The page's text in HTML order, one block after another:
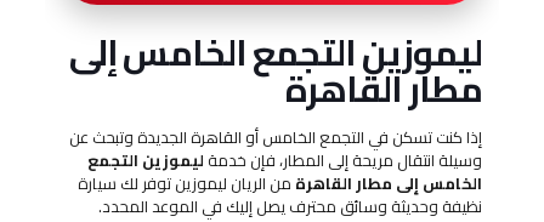
ليموزين التجمع الخامس إلى
مطار القاهرة
إذا كنت تسكن في التجمع الخامس أو القاهرة الجديدة وتبحث عن
وسيلة انتقال مريحة إلى المطار، فإن خدمة ليموزين التجمع
الخامس إلى مطار القاهرة من الريان ليموزين توفر لك سيارة
نظيفة وحديثة وسائق محترف يصل إليك في الموعد المحدد.